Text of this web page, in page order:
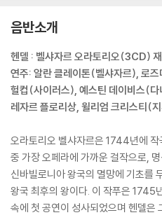
음반소개
헨델 : 벨샤자르 오라토리오(3CD)
연주: 알란 클레이톤(벨샤자르), 로
헐컵(사이러스), 예스틴 데이비스(
레자르 플로리상, 윌리엄 크리스티(
오라토리오 벨샤자르은 1744년에
중 가장 오페라에 가까운 걸작으로,
신바빌로니아 왕국의 멸망에 기초를
왕국 최후의 왕이다. 이 작푸은 1745
속에 첫 공연이 성사되었으며 헨델은